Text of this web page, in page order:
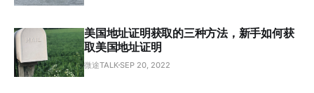
美国地址证明获取的三种方法，新手如何获
取美国地址证明
微途TALKSEP 20, 2022